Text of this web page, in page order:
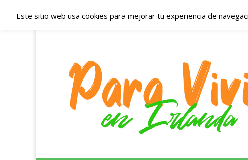
Españoles en
Irlanda –
Blog dedicado a los que viven, estudian y trabajan en
Este sitio web usa cookies para mejorar tu experiencia de